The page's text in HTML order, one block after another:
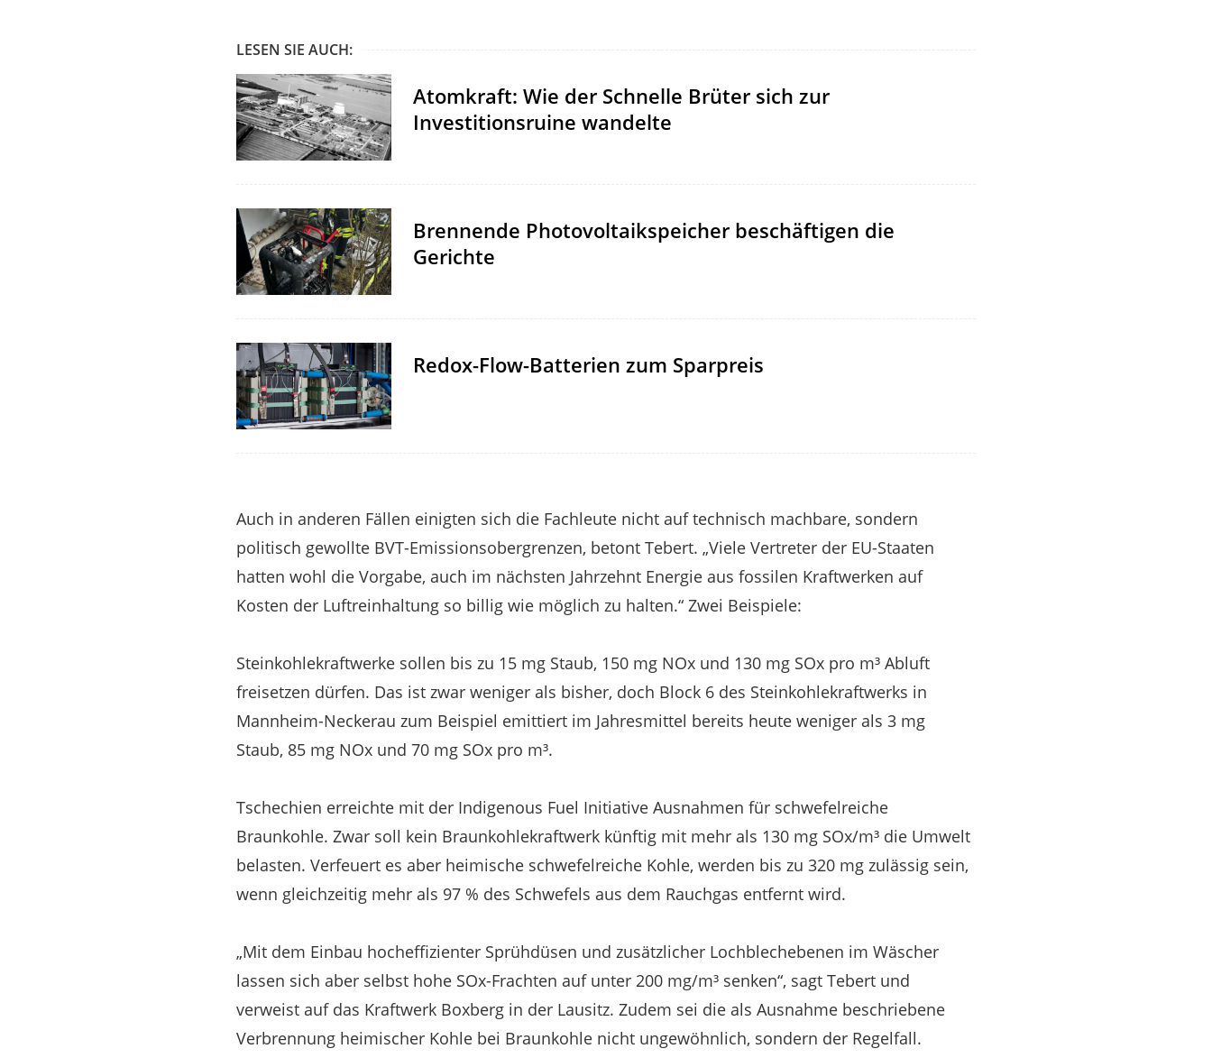
LESEN SIE AUCH:
Atomkraft: Wie der Schnelle Brüter sich zur
Investitionsruine wandelte
Brennende Photovoltaikspeicher beschäftigen die
Gerichte
Redox-Flow-Batterien zum Sparpreis
Auch in anderen Fällen einigten sich die Fachleute nicht auf technisch machbare, sondern
politisch gewollte BVT-Emissionsobergrenzen, betont Tebert. „Viele Vertreter der EU-Staaten
hatten wohl die Vorgabe, auch im nächsten Jahrzehnt Energie aus fossilen Kraftwerken auf
Kosten der Luftreinhaltung so billig wie möglich zu halten.“ Zwei Beispiele:
Steinkohlekraftwerke sollen bis zu 15 mg Staub, 150 mg NOx und 130 mg SOx pro m³ Abluft
freisetzen dürfen. Das ist zwar weniger als bisher, doch Block 6 des Steinkohlekraftwerks in
Mannheim-Neckerau zum Beispiel emittiert im Jahresmittel bereits heute weniger als 3 mg
Staub, 85 mg NOx und 70 mg SOx pro m³.
Tschechien erreichte mit der Indigenous Fuel Initiative Ausnahmen für schwefelreiche
Braunkohle. Zwar soll kein Braunkohlekraftwerk künftig mit mehr als 130 mg SOx/m³ die Umwelt
belasten. Verfeuert es aber heimische schwefelreiche Kohle, werden bis zu 320 mg zulässig sein,
wenn gleichzeitig mehr als 97 % des Schwefels aus dem Rauchgas entfernt wird.
„Mit dem Einbau hocheffizienter Sprühdüsen und zusätzlicher Lochblechebenen im Wäscher
lassen sich aber selbst hohe SOx-Frachten auf unter 200 mg/m³ senken“, sagt Tebert und
verweist auf das Kraftwerk Boxberg in der Lausitz. Zudem sei die als Ausnahme beschriebene
Verbrennung heimischer Kohle bei Braunkohle nicht ungewöhnlich, sondern der Regelfall.